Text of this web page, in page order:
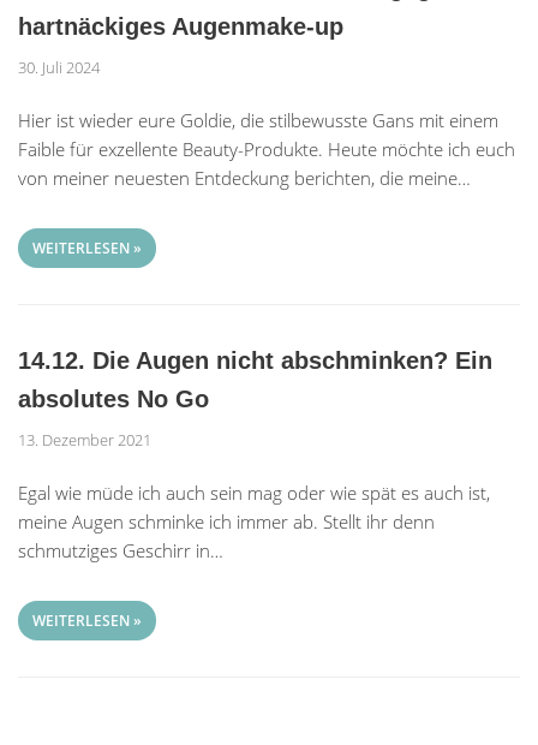
hartnäckiges Augenmake-up
30. Juli 2024
Hier ist wieder eure Goldie, die stilbewusste Gans mit einem
Faible für exzellente Beauty-Produkte. Heute möchte ich euch
von meiner neuesten Entdeckung berichten, die meine…
WEITERLESEN »
14.12. Die Augen nicht abschminken? Ein
absolutes No Go
13. Dezember 2021
Egal wie müde ich auch sein mag oder wie spät es auch ist,
meine Augen schminke ich immer ab. Stellt ihr denn
schmutziges Geschirr in…
WEITERLESEN »